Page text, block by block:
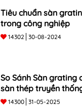
Tiêu chuẩn sàn
trong công nghiệp
14302 30-08-2024
So Sánh Sàn grating
sàn thép truyền
nhược điểm
14300 31-05-2025